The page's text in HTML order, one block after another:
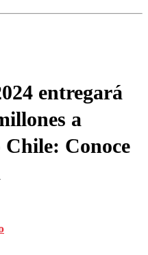
entregará
a
Chile: Conoce